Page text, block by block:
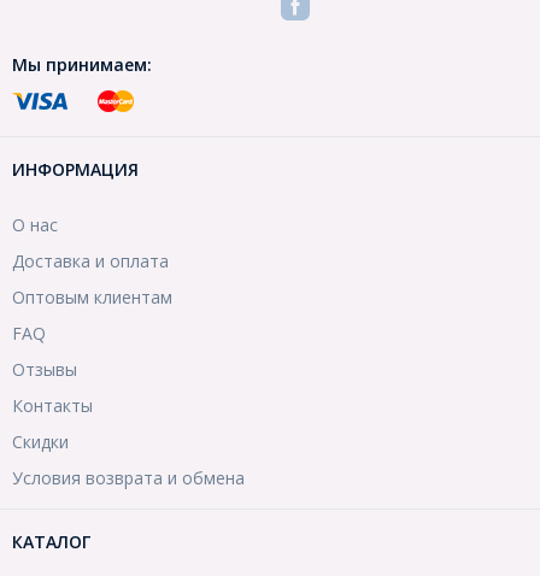
Мы принимаем:
ИНФОРМАЦИЯ
О нас
Доставка и оплата
Оптовым клиентам
FAQ
Отзывы
Контакты
Скидки
Условия возврата и обмена
КАТАЛОГ